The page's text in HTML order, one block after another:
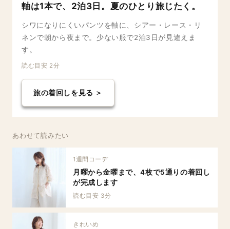
軸は1本で、2泊3日。夏のひとり旅じたく。
シワになりにくいパンツを軸に、シアー・レース・リ
ネンで朝から夜まで。少ない服で2泊3日が見違えま
す。
読む目安 2分
旅の着回しを見る ＞
あわせて読みたい
1週間コーデ
月曜から金曜まで、4枚で5通りの着回し
が完成します
読む目安 3分
きれいめ